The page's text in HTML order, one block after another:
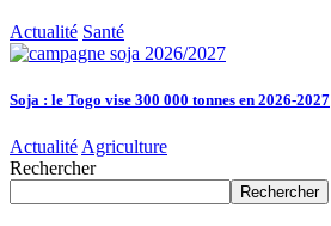
Actualité Santé
Soja : le Togo vise 300 000 tonnes en 2026-2027
Actualité Agriculture
Rechercher
Rechercher